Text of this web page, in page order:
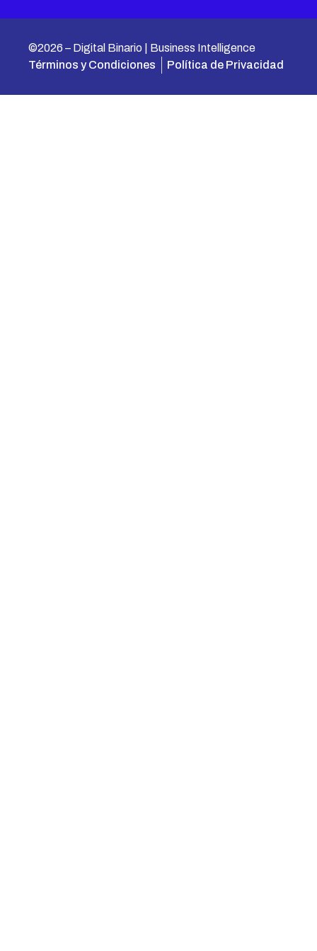
©2026 – Digital Binario | Business Intelligence
Términos y Condiciones
Política de Privacidad